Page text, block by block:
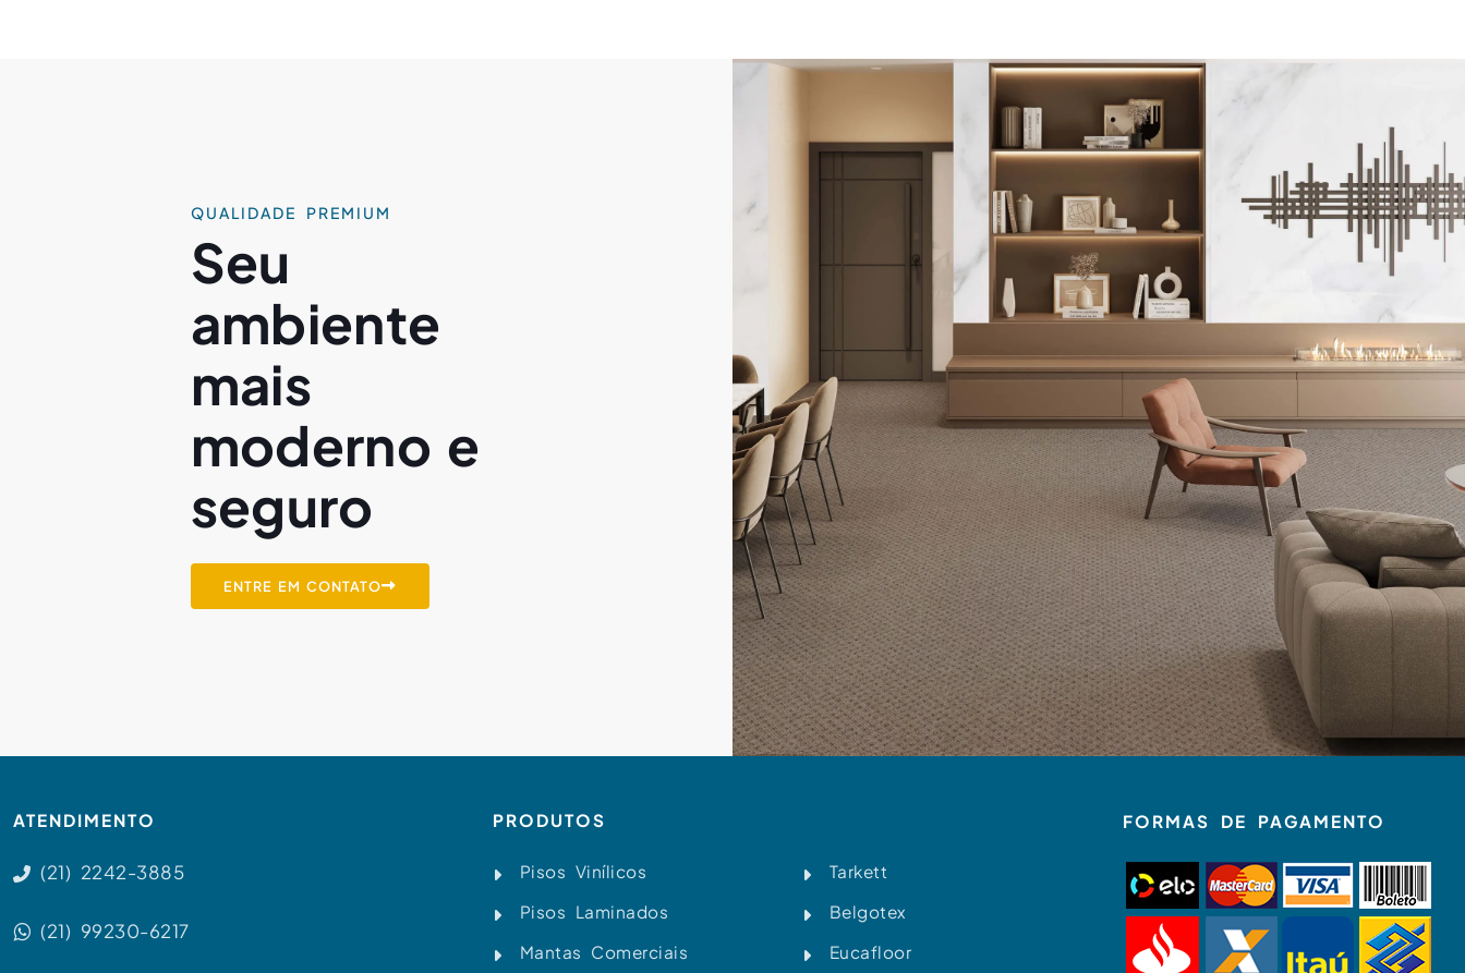
QUALIDADE PREMIUM
Seu
ambiente
mais
moderno e
seguro
ENTRE EM CONTATO
ATENDIMENTO
(21) 2242-3885
(21) 99230-6217
PRODUTOS
Pisos Vinílicos
Pisos Laminados
Mantas Comerciais
Tarkett
Belgotex
Eucafloor
FORMAS DE PAGAMENTO